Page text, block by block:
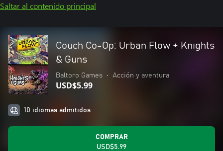
Saltar al contenido principal
Couch Co-Op: Urban Flow + Knights
& Guns
Baltoro Games • Acción y aventura
USD$5.99
10 idiomas admitidos
COMPRAR
USD$5.99